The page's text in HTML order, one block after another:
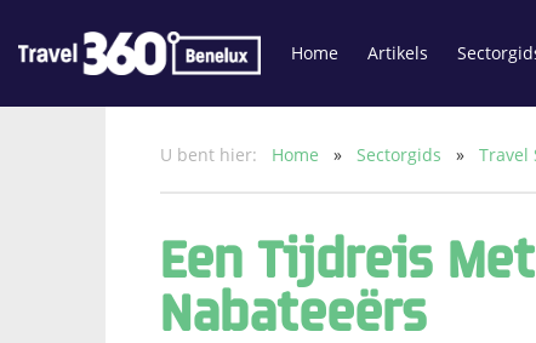
Home Artikels
U bent hier: Home » Sectorgids » Travel
Een Tijdreis
Nabateeërs